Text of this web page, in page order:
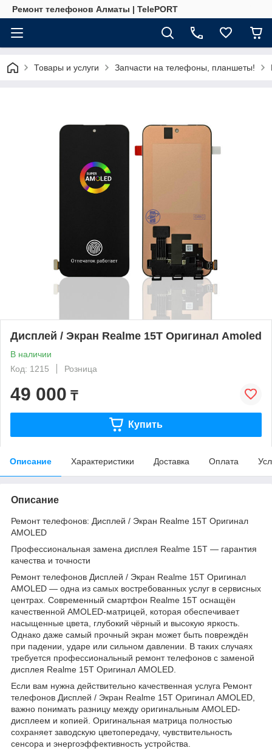
Ремонт телефонов Алматы | TelePORT
Товары и услуги Запчасти на телефоны, планшеты!
Дисплей / Экран Realme 15T Оригинал Amoled
В наличии
Код: 1215
Розница
49 000 ₸
Купить
Описание Характеристики Доставка Оплата
Описание
Ремонт телефонов: Дисплей / Экран Realme 15T Оригинал
AMOLED
Профессиональная замена дисплея Realme 15T — гарантия
качества и точности
Ремонт телефонов Дисплей / Экран Realme 15T Оригинал
AMOLED — одна из самых востребованных услуг в сервисных
центрах. Современный смартфон Realme 15T оснащён
качественной AMOLED-матрицей, которая обеспечивает
насыщенные цвета, глубокий чёрный и высокую яркость.
Однако даже самый прочный экран может быть повреждён
при падении, ударе или сильном давлении. В таких случаях
требуется профессиональный ремонт телефонов с заменой
дисплея Realme 15T Оригинал AMOLED.
Если вам нужна действительно качественная услуга Ремонт
телефонов Дисплей / Экран Realme 15T Оригинал AMOLED,
важно понимать разницу между оригинальным AMOLED-
дисплеем и копией. Оригинальная матрица полностью
сохраняет заводскую цветопередачу, чувствительность
сенсора и энергоэффективность устройства.